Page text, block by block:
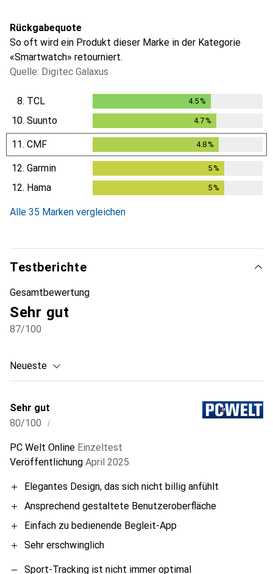
Rückgabequote
So oft wird ein Produkt dieser Marke in der Kategorie
«Smartwatch» retourniert.
Quelle: Digitec Galaxus
8. TCL 4.5 %
10. Suunto 4.7%
11. CMF 4.8 %
12. Garmin 5%
12. Hama 5%
Alle 35 Marken vergleichen
Testberichte
Gesamtbewertung
Sehr gut
87/100
Neueste
Sehr gut
80/100 i
PC Welt Online Einzeltest
Veröffentlichung April 2025
Elegantes Design, das sich nicht billig anfühlt
Ansprechend gestaltete Benutzeroberfläche
Einfach zu bedienende Begleit-App
Sehr erschwinglich
Sport-Tracking ist nicht immer optimal